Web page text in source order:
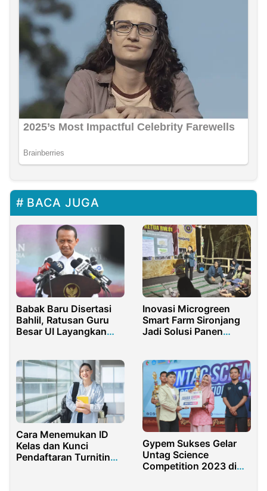
BACA JUGA
Babak Baru Disertasi
Bahlil, Ratusan Guru
Besar UI Layangkan
Inovasi Microgreen
Smart Farm Sironjang
Jadi Solusi Panen
Cara Menemukan ID
Kelas dan Kunci
Pendaftaran Turnitin
Gypem Sukses Gelar
Untag Science
Competition 2023 di